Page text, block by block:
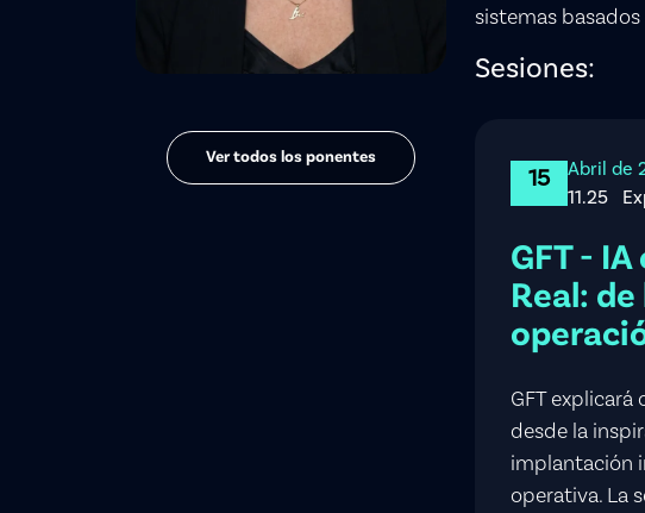
Ver todos los ponentes
sistemas basados
Sesiones:
15
Abril de
11.25
GFT -
Real:
GFT
desde la
implantación
operativa. La